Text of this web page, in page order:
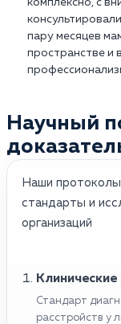
основываясь
пациента.
изменений в
комплексно, с
пару месяцев
пространстве и
Научный
Наши
стандарты и
организаций
Стандарт
расстройств у